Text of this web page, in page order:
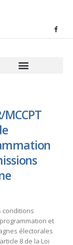
MCCPT
conditions
et
électorales
8 de la Loi